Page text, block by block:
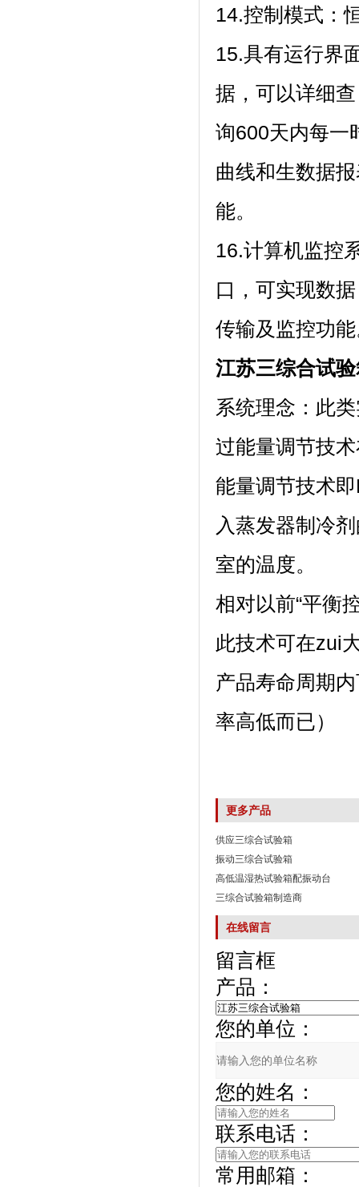
14.控制模式：恒
15.具有运行界面
据，可以详细查
询600天内每一
曲线和生数据
能。
16.计算机监控
口，可实现数据
传输及监控功能
江苏三综合试
系统理念：
过能量调节技术
能量调节技术即
入蒸发器制冷剂
室的温度。
相对以前“平衡控
此技术可在zui
产品寿命周期
率高低而已）
更多产品
供应三综合试验箱
振动三综合试验箱
高低温湿热试验箱配振动台
三综合试验箱制造商
在线留言
留言框
产品：
您的单位：
您的姓名：
联系电话：
常用邮箱：